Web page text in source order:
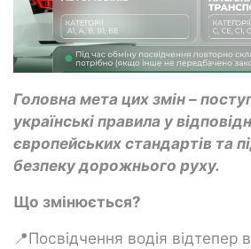
Головна мета цих змін –
українські правила у
європейських стандартів та
безпеку дорожнього руху.
Що змінюється?
📍Посвідчення водія відтепер